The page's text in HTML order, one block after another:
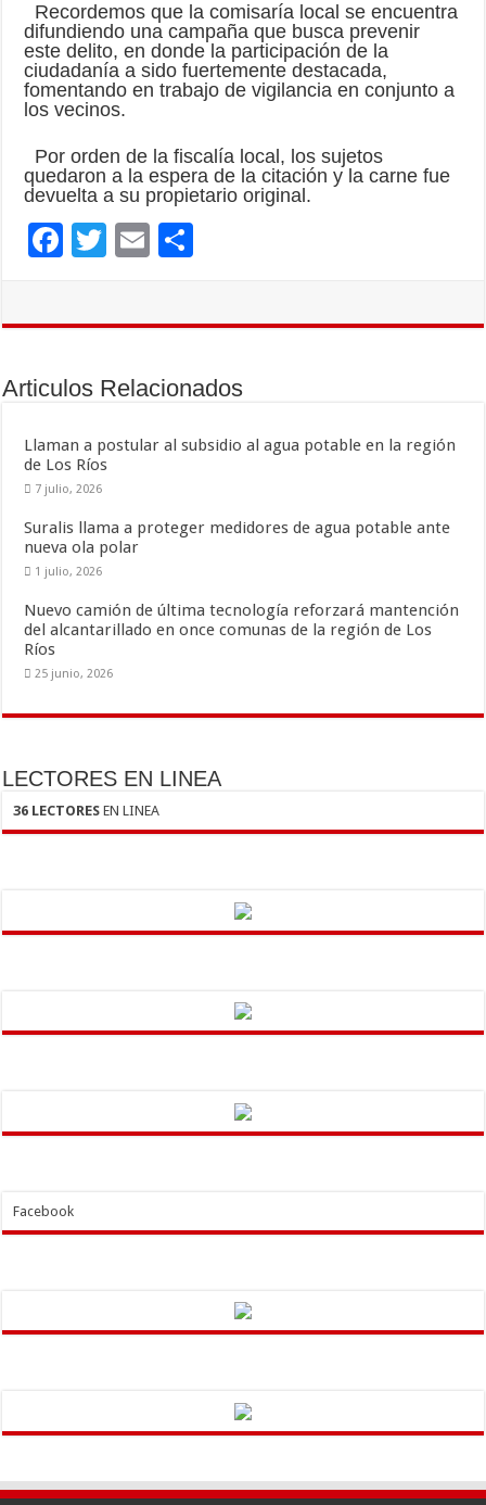
Recordemos que la comisaría local se encuentra
difundiendo una campaña que busca prevenir
este delito, en donde la participación de la
ciudadanía a sido fuertemente destacada,
fomentando en trabajo de vigilancia en conjunto a
los vecinos.
Por orden de la fiscalía local, los sujetos
quedaron a la espera de la citación y la carne fue
devuelta a su propietario original.
F
o
k
T
E
ar
r
Articulos Relacionados
Llaman a postular al subsidio al agua potable en la región
de Los Ríos
7 julio, 2026
Suralis llama a proteger medidores de agua potable ante
nueva ola polar
1 julio, 2026
Nuevo camión de última tecnología reforzará mantención
del alcantarillado en once comunas de la región de Los
Ríos
25 junio, 2026
LECTORES EN LINEA
36 LECTORES EN LINEA
Facebook